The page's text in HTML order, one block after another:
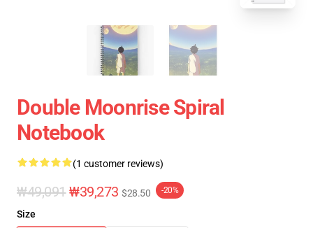
Double Moonrise Spiral
Notebook
(1 customer reviews)
₩49,091 ₩39,273 $28.50 -20%
Size